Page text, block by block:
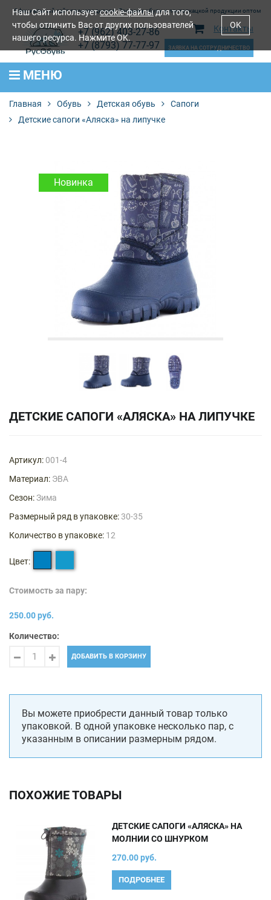
Официальный сайт производителя. Продажа обуви и лентоткацкой продукции оптом
+7 (962) 403-27-86
+7 (8793) 77-77-97
ЗАЯВКА НА СОТРУДНИЧЕСТВО
Контакты
МЕНЮ
Главная Обувь Детская обувь
Сапоги
Детские сапоги «Аляска» на липучке
Новинка
ДЕТСКИЕ САПОГИ «АЛЯСКА» НА ЛИПУЧКЕ
Артикул: 001-4
Материал: ЭВА
Сезон:Зима
Размерный ряд в упаковке: 30-35
Количество в упаковке: 12
Цвет:
Стоимость за пару:
250.00 руб.
Количество:
ДОБАВИТЬ В КОРЗИНУ
Вы можете приобрести данный товар только
упаковкой. В одной упаковке несколько пар, с
указанным в описании размерным рядом.
ПОХОЖИЕ ТОВАРЫ
ДЕТСКИЕ САПОГИ «АЛЯСКА» НА
МОЛНИИ СО ШНУРКОМ
270.00 руб.
ПОДРОБНЕЕ
Наш Сайт используетcookie-файлыдля того,
чтобы отличить Вас от других пользователей
нашего ресурса. Нажмите OK.
OK